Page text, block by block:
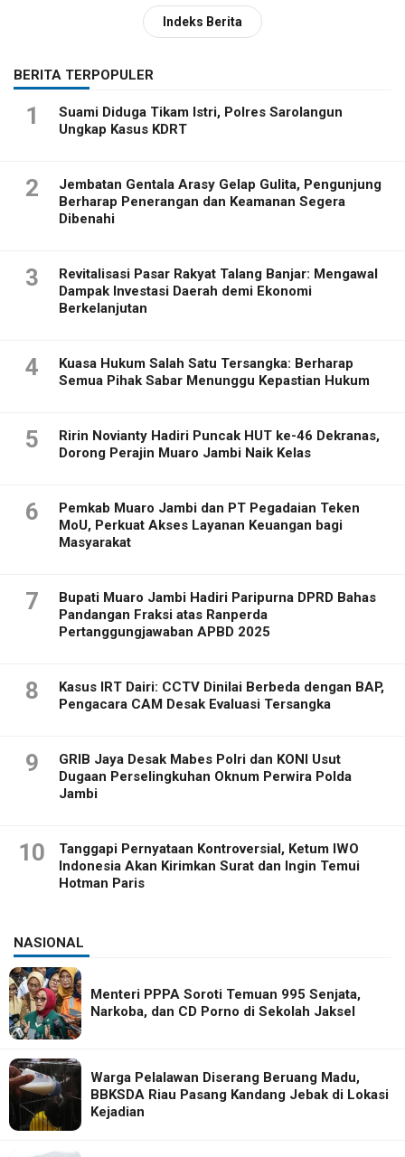
Indeks Berita
BERITA TERPOPULER
1
Suami Diduga Tikam Istri, Polres Sarolangun
Ungkap Kasus KDRT
2
Jembatan Gentala Arasy Gelap Gulita, Pengunjung
Berharap Penerangan dan Keamanan Segera
Dibenahi
3
Revitalisasi Pasar Rakyat Talang Banjar: Mengawal
Dampak Investasi Daerah demi Ekonomi
Berkelanjutan
4
Kuasa Hukum Salah Satu Tersangka: Berharap
Semua Pihak Sabar Menunggu Kepastian Hukum
5
Ririn Novianty Hadiri Puncak HUT ke-46 Dekranas,
Dorong Perajin Muaro Jambi Naik Kelas
6
Pemkab Muaro Jambi dan PT Pegadaian Teken
MoU, Perkuat Akses Layanan Keuangan bagi
Masyarakat
7
Bupati Muaro Jambi Hadiri Paripurna DPRD Bahas
Pandangan Fraksi atas Ranperda
Pertanggungjawaban APBD 2025
8
Kasus IRT Dairi: CCTV Dinilai Berbeda dengan BAP,
Pengacara CAM Desak Evaluasi Tersangka
9
GRIB Jaya Desak Mabes Polri dan KONI Usut
Dugaan Perselingkuhan Oknum Perwira Polda
Jambi
10
Tanggapi Pernyataan Kontroversial, Ketum IWO
Indonesia Akan Kirimkan Surat dan Ingin Temui
Hotman Paris
NASIONAL
Menteri PPPA Soroti Temuan 995 Senjata,
Narkoba, dan CD Porno di Sekolah Jaksel
Warga Pelalawan Diserang Beruang Madu,
BBKSDA Riau Pasang Kandang Jebak di Lokasi
Kejadian